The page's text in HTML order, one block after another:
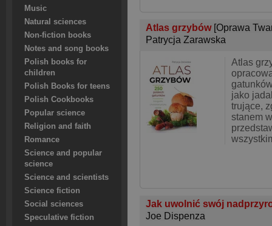
Music
Natural sciences
Non-fiction books
Notes and song books
Polish books for
children
Polish Books for teens
Polish Cookbooks
Popular science
Religion and faith
Romance
Science and popular
science
Science and scientists
Science fiction
Social sciences
Speculative fiction
Atlas grzybów [Oprawa
Patrycja Zarawska
Atlas
jako
trujące,
stanem
Jak uwolnić swój
Joe Dispenza